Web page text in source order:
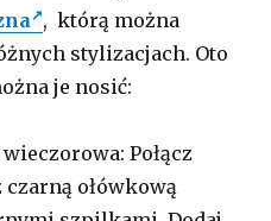
, którą można
stylizacjach. Oto
je nosić:
Połącz
czarną ołówkową